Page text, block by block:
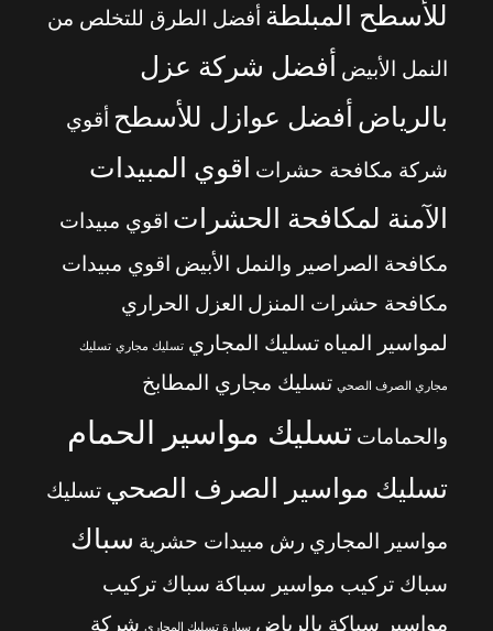
للأسطح المبلطة أفضل الطرق للتخلص من
النمل الأبيض
أفضل شركة عزل
بالرياض أفضل عوازل للأسطح أقوي
شركة مكافحة حشرات
اقوي المبيدات
الآمنة لمكافحة الحشرات اقوي مبيدات
مكافحة الصراصير والنمل الأبيض اقوي مبيدات
مكافحة حشرات المنزل العزل الحراري
لمواسير المياه تسليك المجاري تسليك مجاري تسليك
مجاري الصرف الصحي تسليك مجاري المطابخ
والحمامات تسليك مواسير الحمام
تسليك مواسير الصرف الصحي تسليك
مواسير المجاري رش مبيدات حشرية سباك
سباك تركيب مواسير سباكة سباك تركيب
مواسير سباكة بالرياض سيارة تسليك المجاري شركة